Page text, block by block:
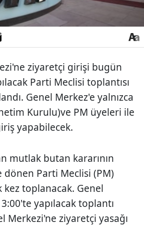
ziyaretçi girişi bugün
Parti Meclisi toplantısı
Genel Merkez'e yalnızca
Kurulu)ve PM üyeleri ile
yapabilecek.
mutlak butan kararının
dönen Parti Meclisi (PM)
toplanacak. Genel
yapılacak toplantı
Merkezi'ne ziyaretçi yasağı